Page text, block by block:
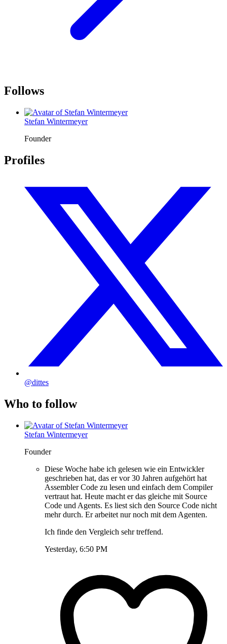
Follows
Stefan Wintermeyer
Founder
Profiles
@dittes
Who to follow
Stefan Wintermeyer
Founder
Diese Woche habe ich gelesen wie ein Entwickler
geschrieben hat, das er vor 30 Jahren aufgehört hat
Assembler Code zu lesen und einfach dem Compiler
vertraut hat. Heute macht er das gleiche mit Source
Code und Agents. Es liest sich den Source Code nicht
mehr durch. Er arbeitet nur noch mit dem Agenten.
Ich finde den Vergleich sehr treffend.
Yesterday, 6:50 PM